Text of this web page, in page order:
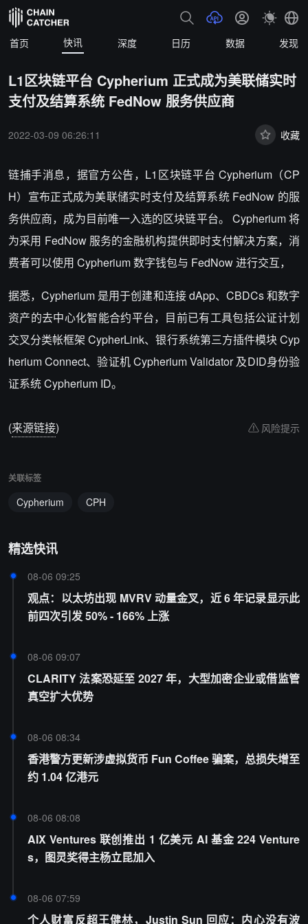
首页 快讯 深度 日历 数据 发现
L1区块链平台 Cypherium 正式成为美联储实时
支付及结算系统 FedNow 服务供应商
2022-03-09 06:26:11 收藏
链捕手消息，据官方公告，L1区块链平台 Cypherium（CP
H）宣布正式成为美联储实时支付及结算系统 FedNow 的服
务供应商，成为目前唯一入选的区块链平台。 Cypherium 将
为采用 FedNow 服务的金融机构提供即时支付解决方案，消
费者可以使用 Cypherium 数字钱包与 FedNow 进行交互，
据悉，Cypherium 是用于创建和连接 dApp、CBDCs 和数字
资产的去中心化智能合约平台，目前已有工具包括公证计划
交叉分类帐框架 CypherLink、银行系统第三方插件模块 Cyp
herium Connect、验证机 Cypherium Validator 及DID身份验
证系统 Cypherium ID。
(来源链接) 风险提示
关联标签
Cypherium CPH
精选快讯
08-06 09:25
观点：以太坊出现 MVRV 动量金叉，近 6 年记录显示此
前四次引发 50% - 166% 上涨
08-06 09:07
CLARITY 法案恐延至 2027 年，大型加密企业或借监管
真空扩大优势
08-06 08:34
香港警方更新涉虚拟货币 Fun Coffee 骗案，总损失增至
约 1.04 亿港元
08-06 08:08
AIX Ventures 联创推出 1 亿美元 AI 基金 224 Venture
s，图灵奖得主杨立昆加入
08-06 07:59
个人财富反超王健林，Justin Sun 回应：内心没有波